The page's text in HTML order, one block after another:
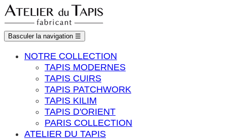
Basculer la navigation ☰
NOTRE COLLECTION
TAPIS MODERNES
TAPIS CUIRS
TAPIS PATCHWORK
TAPIS KILIM
TAPIS D'ORIENT
PARIS COLLECTION
ATELIER DU TAPIS